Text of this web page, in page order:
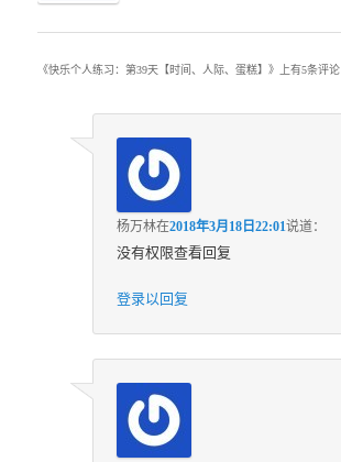
《快乐个人练习：第39天【时间、人际、蛋糕】 》上有5条评论
杨万林在2018年3月18日22:01说道：
没有权限查看回复
登录以回复